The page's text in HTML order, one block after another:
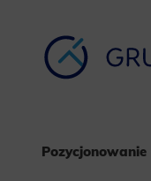
Pozycjonowanie